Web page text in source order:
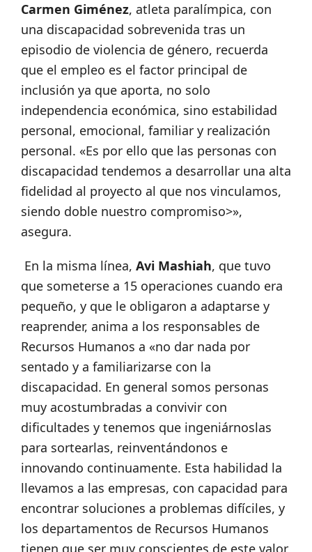
Carmen Giménez, atleta paralímpica, con
una discapacidad sobrevenida tras un
episodio de violencia de género, recuerda
que el empleo es el factor principal de
inclusión ya que aporta, no solo
independencia económica, sino estabilidad
personal, emocional, familiar y realización
personal. «Es por ello que las personas con
discapacidad tendemos a desarrollar una alta
fidelidad al proyecto al que nos vinculamos,
siendo doble nuestro compromiso>»,
asegura.
En la misma línea, Avi Mashiah, que tuvo
que someterse a 15 operaciones cuando era
pequeño, y que le obligaron a adaptarse y
reaprender, anima a los responsables de
Recursos Humanos a «no dar nada por
sentado y a familiarizarse con la
discapacidad. En general somos personas
muy acostumbradas a convivir con
dificultades y tenemos que ingeniárnoslas
para sortearlas, reinventándonos e
innovando continuamente. Esta habilidad la
llevamos a las empresas, con capacidad para
encontrar soluciones a problemas difíciles, y
los departamentos de Recursos Humanos